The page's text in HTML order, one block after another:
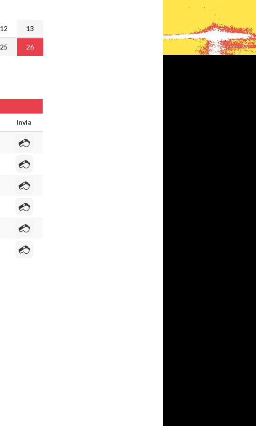
12 13
25
26
Invia